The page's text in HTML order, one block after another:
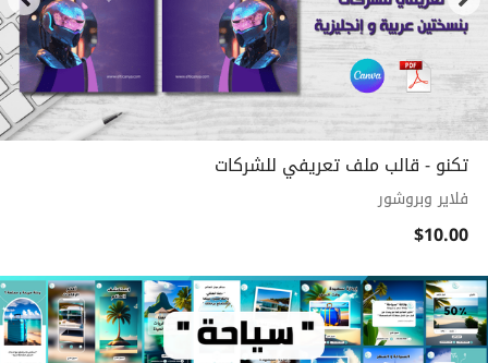
تكنو - قالب ملف تعريفي للشركات
فلاير وبروشور
$10.00